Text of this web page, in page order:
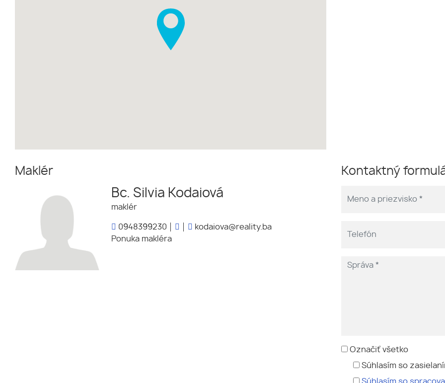
Maklér
Bc. Silvia Kodaiová
maklér
0948399230
kodaiova@reality.ba
Ponuka makléra
Kontaktný
Označiť všetko
Súhlasím so
Súhlasím so